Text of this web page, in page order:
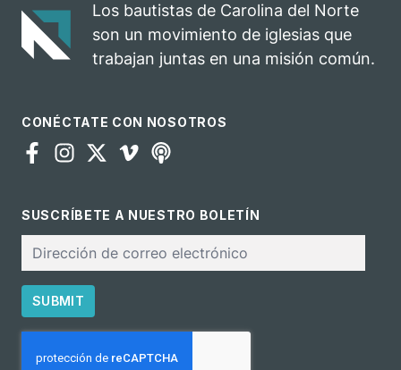
para el
ministerio
Los bautistas de Carolina del Norte
son un movimiento de iglesias que
trabajan juntas en una misión común.
CONÉCTATE CON NOSOTROS
SUSCRÍBETE A NUESTRO BOLETÍN
electrónico
SUBMIT